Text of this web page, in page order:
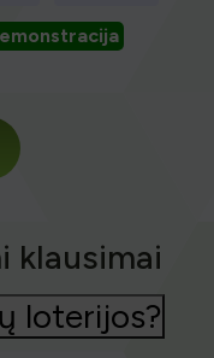
klausimai
loterijos?